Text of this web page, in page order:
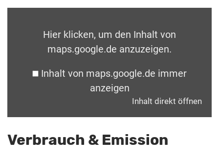
Hier klicken, um den Inhalt von
maps.google.de anzuzeigen.
Inhalt von maps.google.de immer
anzeigen
Inhalt direkt öffnen
Verbrauch & Emission